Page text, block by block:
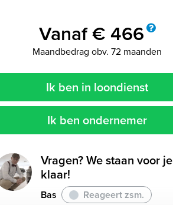
Vanaf € 466
Maandbedrag obv. 72 maanden
Ik ben in loondienst
Ik ben ondernemer
Vragen? We staan voor je
klaar!
Bas
Reageert zsm.